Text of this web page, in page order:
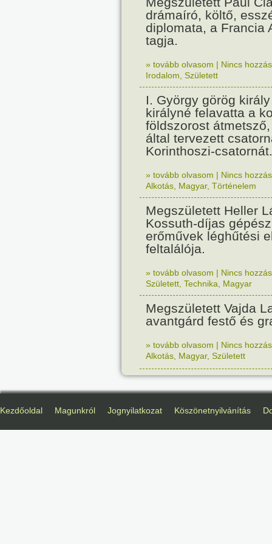
drámaíró, költő,
diplomata, a Francia
tagja.
» tovább olvasom | Nincs
Irodalom Született
I. György görög
királyné felavatta a
földszorost
által tervezett
Korinthoszi-csatornát.
» tovább olvasom | Nincs
Alkotás Magyar, Történelem
Megszületett Heller
Kossuth-díjas
erőművek léghűtési
feltalálója.
» tovább olvasom | Nincs
Született Technika Magyar
Megszületett Vajda
avantgárd festő és
» tovább olvasom | Nincs
Alkotás Magyar, Született
Kezdőoldal Magunkról Jognyilatkozat Köszönetnyilvánítás